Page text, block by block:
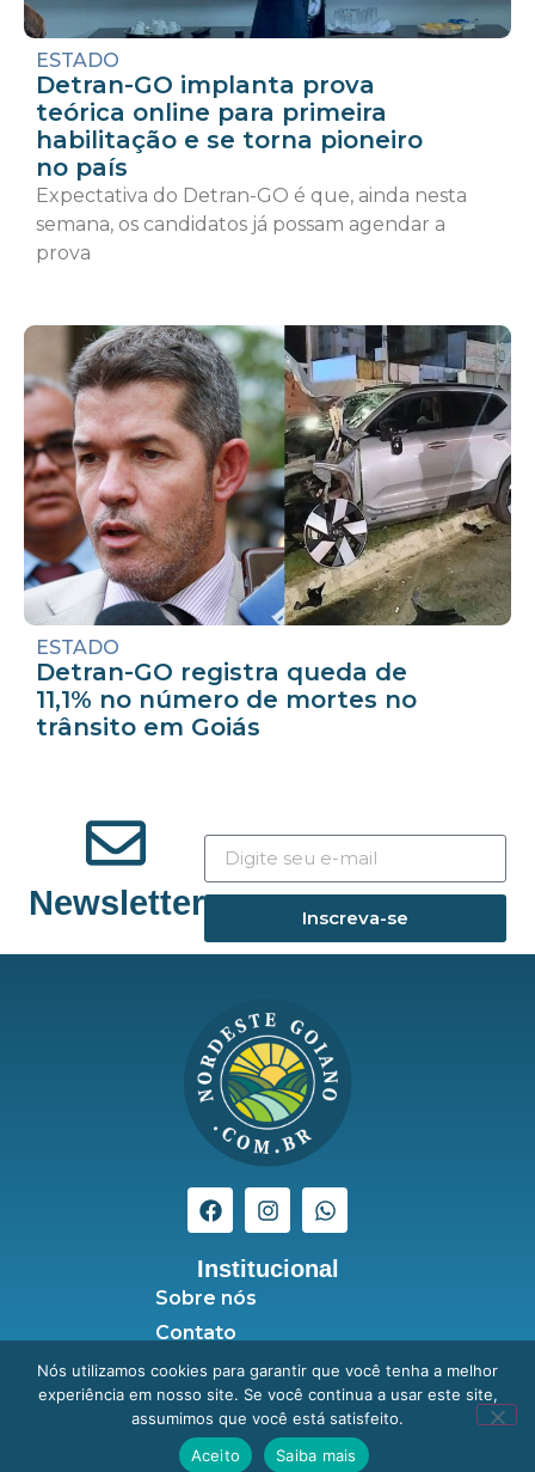
ESTADO
Detran-GO implanta prova
teórica online para primeira
habilitação e se torna pioneiro
no país
Expectativa do Detran-GO é que, ainda nesta
semana, os candidatos já possam agendar a
prova
ESTADO
Detran-GO registra queda de
11,1% no número de mortes no
trânsito em Goiás
Newsletter Inscreva-se
Institucional
Sobre nós
Contato
Seja anunciante
Política de Privacidade
Nordeste Goiano © Copyright 2020 - 2025 | Todos os Direitos Reservados –
Nós utilizamos cookies para garantir que você tenha a melhor
experiência em nosso site. Se você continua a usar este site,
assumimos que você está satisfeito.
Aceito
Saiba mais